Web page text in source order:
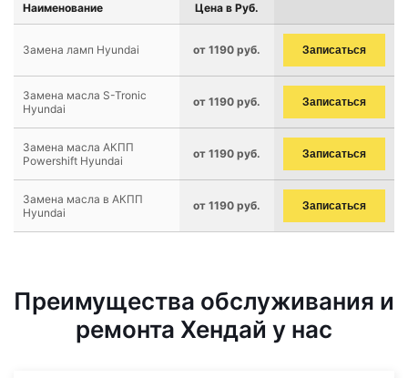
Наименование Цена в Руб.
Замена ламп Hyundai от 1190 руб. Записаться
Замена масла S-Tronic
Hyundai
от 1190 руб. Записаться
Замена масла АКПП
Powershift Hyundai
от 1190 руб. Записаться
Замена масла в АКПП
Hyundai
от 1190 руб. Записаться
Преимущества обслуживания и
ремонта Хендай у нас